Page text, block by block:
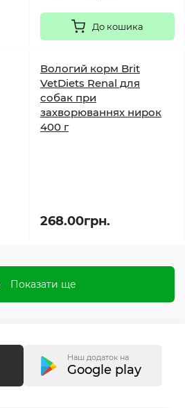
До кошика
Вологий корм Brit
VetDiets Renal для
собак при
захворюваннях нирок
400 г
268.00грн.
Показати ще
Наш додаток на
Google play